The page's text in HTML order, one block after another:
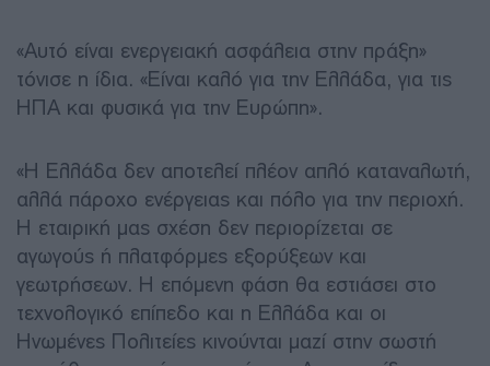
«Αυτό είναι ενεργειακή ασφάλεια στην πράξη»
τόνισε η ίδια. «Είναι καλό για την Ελλάδα, για τις
ΗΠΑ και φυσικά για την Ευρώπη».
«Η Ελλάδα δεν αποτελεί πλέον απλό καταναλωτή,
αλλά πάροχο ενέργειας και πόλο για την περιοχή.
Η εταιρική μας σχέση δεν περιορίζεται σε
αγωγούς ή πλατφόρμες εξορύξεων και
γεωτρήσεων. Η επόμενη φάση θα εστιάσει στο
τεχνολογικό επίπεδο και η Ελλάδα και οι
Ηνωμένες Πολιτείες κινούνται μαζί στην σωστή